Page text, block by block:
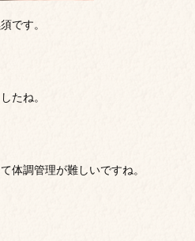
です。
たね。
体調管理が難しいですね。